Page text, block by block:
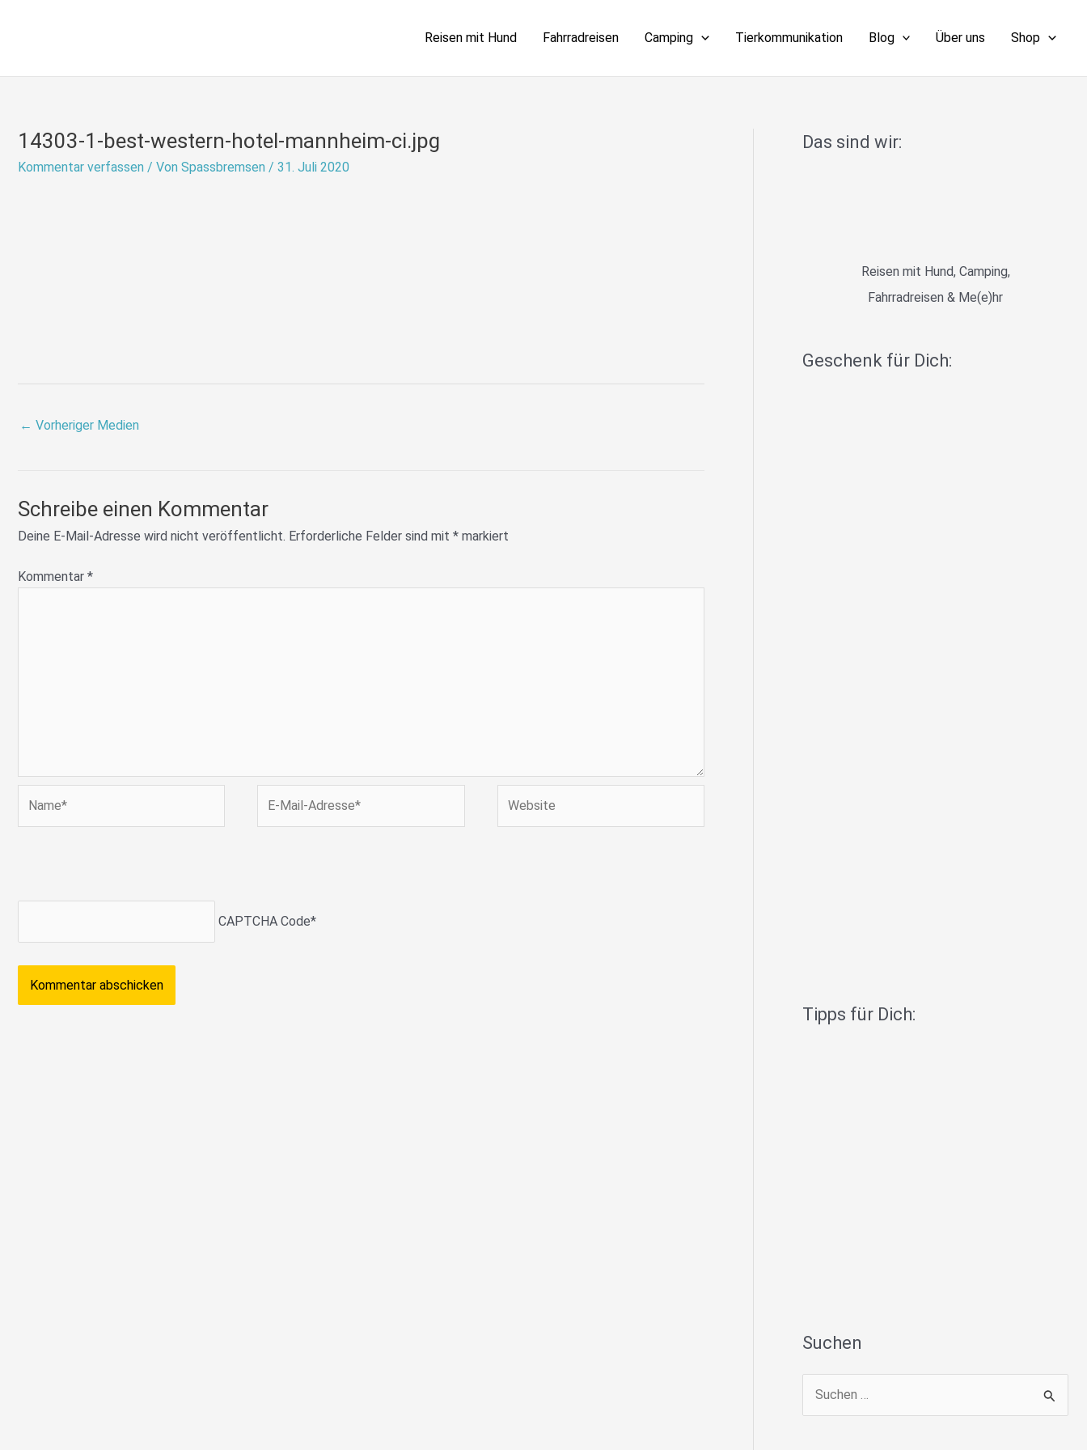
Reisen mit Hund Fahrradreisen Camping Tierkommunikation Blog Über uns Shop
14303-1-best-western-hotel-mannheim-ci.jpg
Kommentar verfassen / Von Spassbremsen / 31. Juli 2020
← Vorheriger Medien
Schreibe einen Kommentar
Deine E-Mail-Adresse wird nicht veröffentlicht. Erforderliche Felder sind mit * markiert
Kommentar *
Mail-
CAPTCHA Code*
Das sind wir:
Reisen mit Hund, Camping,
Fahrradreisen & Me(e)hr
Geschenk für Dich:
Tipps für Dich:
Suchen